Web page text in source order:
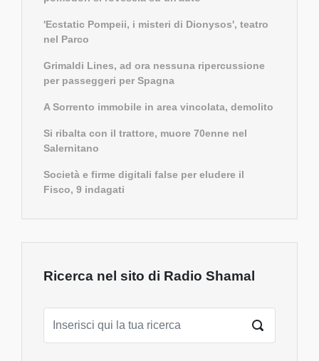
'Ecstatic Pompeii, i misteri di Dionysos', teatro
nel Parco
Grimaldi Lines, ad ora nessuna ripercussione
per passeggeri per Spagna
A Sorrento immobile in area vincolata, demolito
Si ribalta con il trattore, muore 70enne nel
Salernitano
Società e firme digitali false per eludere il
Fisco, 9 indagati
Ricerca nel sito di Radio Shamal